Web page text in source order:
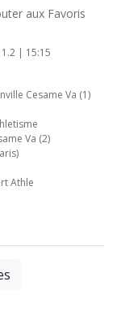
aux Favoris
| 15:15
Cesame Va (1)
Va (2)
Athle